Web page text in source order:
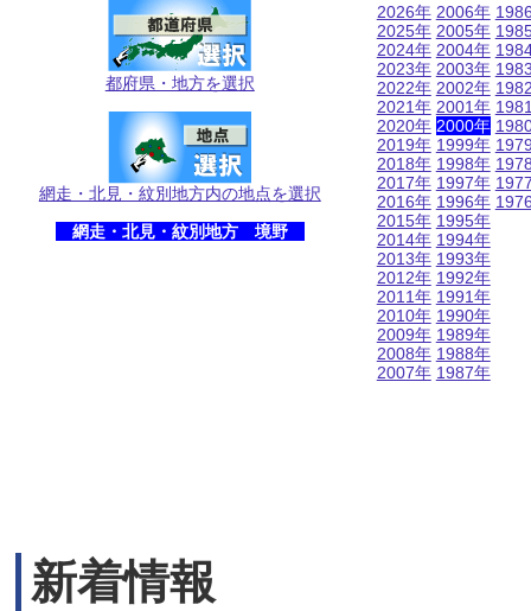
都府県・地方を選択
網走・北見・紋別地方内の地点を選択
網走・北見・紋別地方 境野
2026年
2025年
2024年
2023年
2022年
2021年
2020年
2019年
2018年
2017年
2016年
2015年
2014年
2013年
2012年
2011年
2010年
2009年
2008年
2007年
2006年
2005年
2004年
2003年
2002年
2001年
2000年
1999年
1998年
1997年
1996年
1995年
1994年
1993年
1992年
1991年
1990年
1989年
1988年
1987年
新着情報